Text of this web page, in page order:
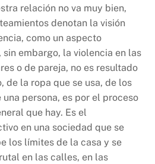
relación no va muy bien,
denotan la visión
como un aspecto
embargo, la violencia en las
o de pareja, no es resultado
de la ropa que se usa, de los
persona, es por el proceso
que hay. Es el
en una sociedad que se
los límites de la casa y se
en las calles, en las